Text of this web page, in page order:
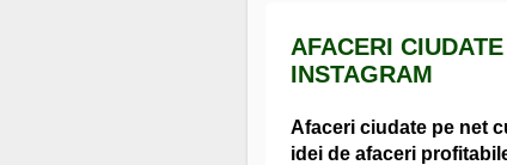
AFACERI
INSTAGRAM
Afaceri ciudate pe net
idei de afaceri